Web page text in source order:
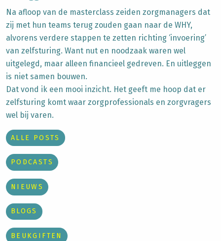
Na afloop van de masterclass zeiden zorgmanagers dat
zij met hun teams terug zouden gaan naar de WHY,
alvorens verdere stappen te zetten richting ‘invoering’
van zelfsturing. Want nut en noodzaak waren wel
uitgelegd, maar alleen financieel gedreven. En uitleggen
is niet samen bouwen.
Dat vond ik een mooi inzicht. Het geeft me hoop dat er
zelfsturing komt waar zorgprofessionals en zorgvragers
wel bij varen.
ALLE POSTS
PODCASTS
NIEUWS
BLOGS
BEUKGIFTEN